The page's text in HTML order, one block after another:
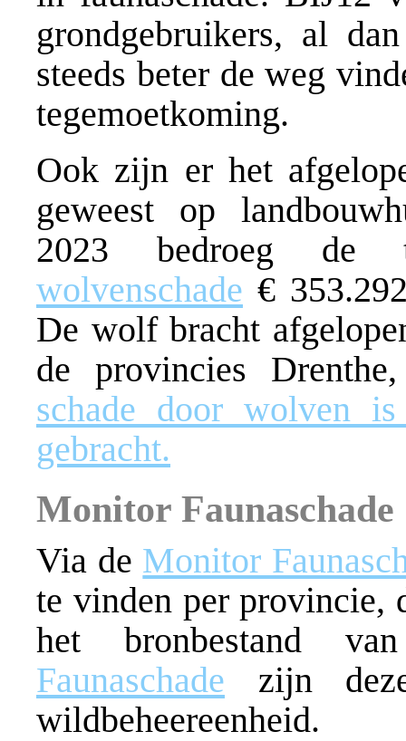
grondgebruikers, al
steeds beter de weg
tegemoetkoming.
Ook zijn er het
geweest op
2023 bedroeg de
wolvenschade €
De wolf bracht
de provincies
schade door wolven
gebracht.
Monitor Faunaschade
Via de Monitor
te vinden per provincie,
het bronbestand
Faunaschade zijn
wildbeheereenheid.